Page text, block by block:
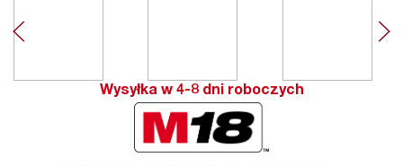
Wysyłka w 4-8 dni roboczych